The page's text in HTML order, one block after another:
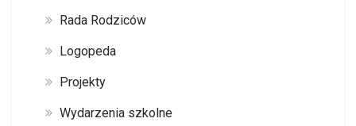
Rada Rodziców
Logopeda
Projekty
Wydarzenia szkolne